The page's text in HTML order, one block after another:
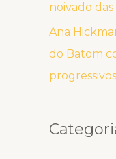
noivado das
Ana
do Batom
progressivos